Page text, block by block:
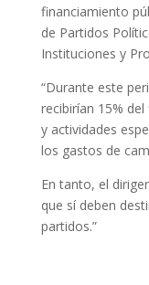
financiamiento
de Partidos
Instituciones y
“Durante este
recibirían 15%
y actividades
los gastos de
En tanto, el
que sí deben
partidos.”